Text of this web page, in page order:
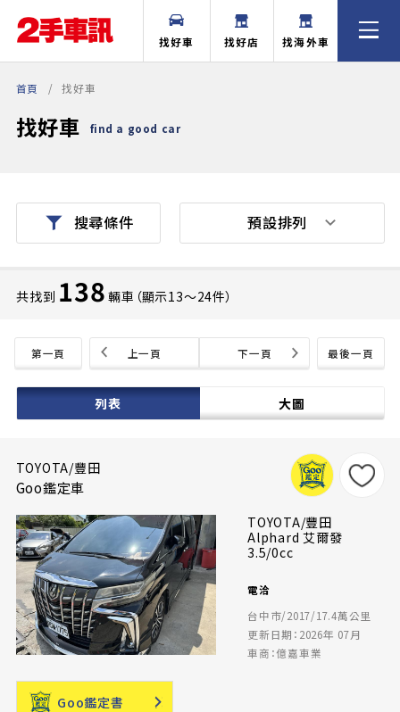
找好車 找好店 找海外車
首頁 找好車
找好車 find a good car
搜尋條件
共找到 138 輛車（顯示13〜24件）
第一頁 最後一頁
上一頁 下一頁
列表 大圖
預設排列
TOYOTA/豐田
Goo鑑定車
TOYOTA/豐田
Alphard 艾爾發
3.5/0cc
電洽
台中市/2017/17.4萬公里
更新日期：2026年 07月
車商：億嘉車業
Goo鑑定書